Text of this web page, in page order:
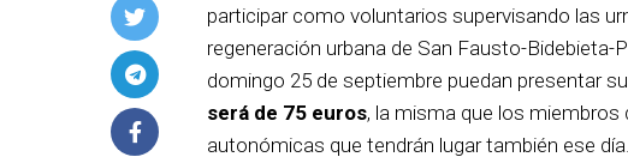
participar como voluntarios supervisando las
regeneración urbana de San Fausto-
domingo 25 de septiembre puedan presentar
será de 75 euros, la misma que los
autonómicas que tendrán lugar también ese día.